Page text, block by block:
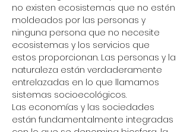
no existen ecosistemas que no estén
moldeados por las personas y
ninguna persona que no necesite
ecosistemas y los servicios que
estos proporcionan. Las personas y la
naturaleza están verdaderamente
entrelazadas en lo que llamamos
sistemas socioecológicos.
Las economías y las sociedades
están fundamentalmente integradas